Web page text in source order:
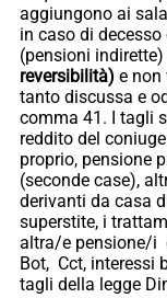
aggiungono ai
in caso di
(pensioni
reversibilità) e non
tanto discussa e
comma 41. I tagli
reddito del
proprio, pensione
(seconde case),
derivanti da casa
superstite, i
altra/e pensione/i
Bot, Cct, interessi
tagli della legge